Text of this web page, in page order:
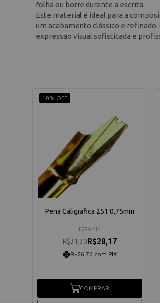
folha ou borre durante a escrita.
Este material é ideal para a
um acabamento clássico e
expressão visual sofisticada e
10% OFF
Pena Caligrafica 251 0,75mm
KERAMIK
R$31,30R$28,17
R$26,76 com PIX
COMPRAR